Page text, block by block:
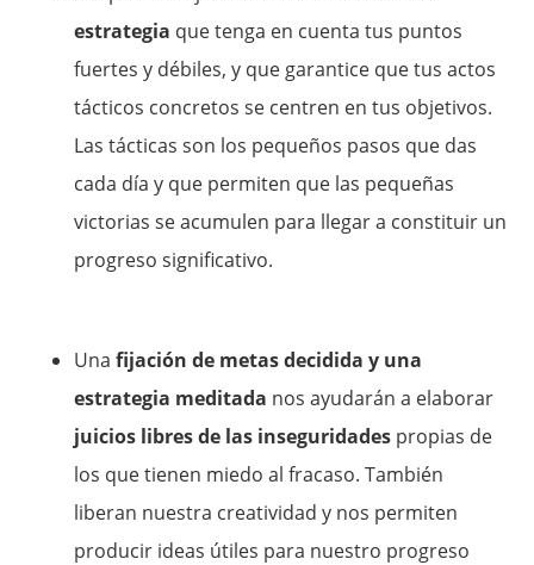
estrategia que tenga en cuenta tus puntos
fuertes y débiles, y que garantice que tus actos
tácticos concretos se centren en tus objetivos.
Las tácticas son los pequeños pasos que das
cada día y que permiten que las pequeñas
victorias se acumulen para llegar a constituir un
progreso significativo.
Unafijación de metas decidida y una
estrategia meditada nos ayudarán a elaborar
juicios libres de las inseguridades propias de
los que tienen miedo al fracaso. También
liberan nuestra creatividad y nos permiten
producir ideas útiles para nuestro progreso